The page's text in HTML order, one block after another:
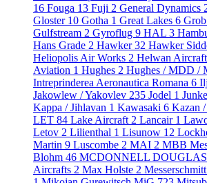
16 Fouga 13 Fuji 2 General Dynamics
Gloster 10 Gotha 1 Great Lakes 6 Grob
Gulfstream 2 Gyroflug 9 HAL 3
Hans Grade 2 Hawker32 Hawker
Heliopolis Air Works 2 Helwan Aircraft
Aviation 1 Hughes 2 Hughes / MDD /
Intreprinderea Aeronautica Romana 6
Jakowlew / Yakovlev 235 Jodel 1
Kappa / Jihlavan 1 Kawasaki 6 Kazan
LET 84 Lake Aircraft 2 Lancair 1
Letov 2 Lilienthal 1 Lisunow 12
Martin 9 Luscombe 2 MAI 2 MBB
Blohm 46 MCDONNELL DOUGLAS
Aircrafts 2 Max Holste 2 Messerschmitt